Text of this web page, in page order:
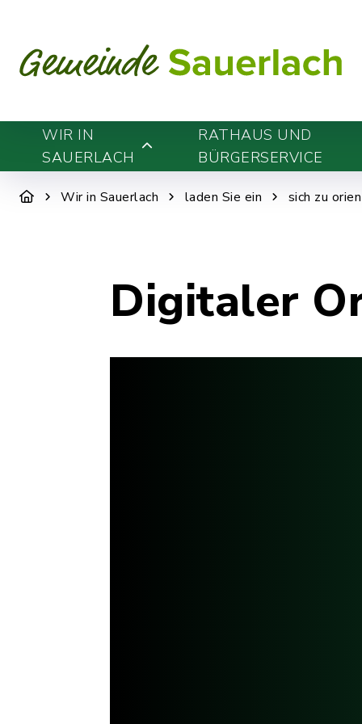
WIR IN
SAUERLACH
RATHAUS UND
BÜRGERSERVICE
Wir in Sauerlach laden Sie ein sich zu
Digitaler